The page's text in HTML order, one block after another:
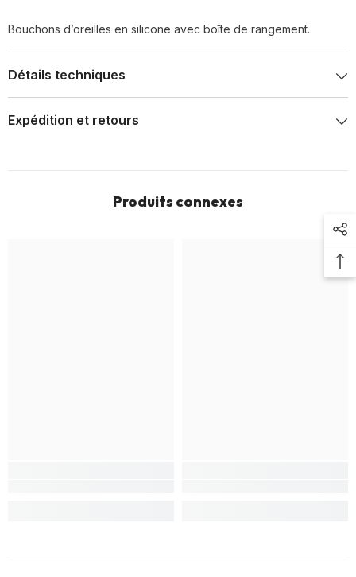
Bouchons d’oreilles en silicone avec boîte de rangement.
Détails techniques
Expédition et retours
Produits connexes